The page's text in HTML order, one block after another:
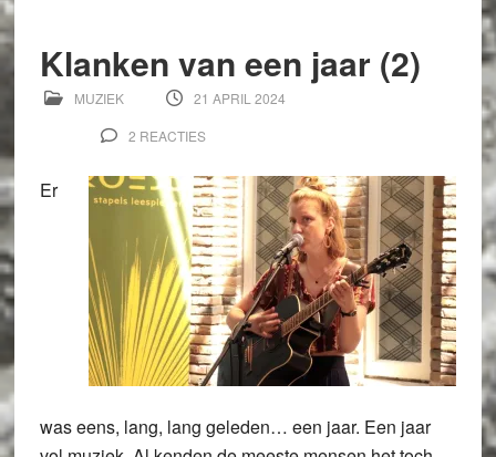
Klanken van een jaar (2)
MUZIEK
21 APRIL 2024
2 REACTIES
Er
was eens, lang, lang geleden… een jaar. Een jaar